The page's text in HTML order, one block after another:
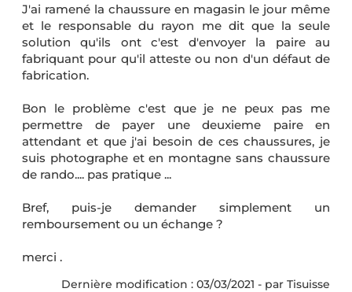
J'ai ramené la chaussure en magasin le jour même
et le responsable du rayon me dit que la seule
solution qu'ils ont c'est d'envoyer la paire au
fabriquant pour qu'il atteste ou non d'un défaut de
fabrication.
Bon le problème c'est que je ne peux pas me
permettre de payer une deuxieme paire en
attendant et que j'ai besoin de ces chaussures, je
suis photographe et en montagne sans chaussure
de rando.... pas pratique ...
Bref, puis-je demander simplement un
remboursement ou un échange ?
merci .
Dernière modification : 03/03/2021 - par Tisuisse